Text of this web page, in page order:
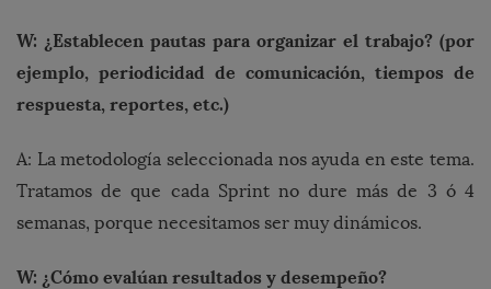
W: ¿Establecen pautas para organizar el trabajo? (por
ejemplo, periodicidad de comunicación, tiempos de
respuesta, reportes, etc.)
A: La metodología seleccionada nos ayuda en este tema.
Tratamos de que cada Sprint no dure más de 3 ó 4
semanas, porque necesitamos ser muy dinámicos.
W: ¿Cómo evalúan resultados y desempeño?